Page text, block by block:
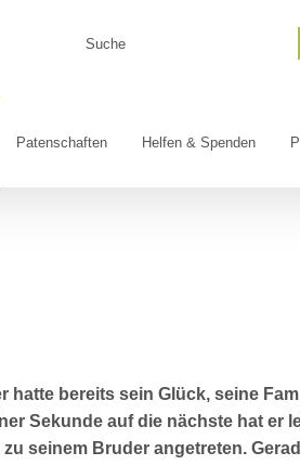
Patenschaften Helfen & Spenden
hatte bereits sein Glück, seine
Sekunde auf die nächste hat er
seinem Bruder angetreten.